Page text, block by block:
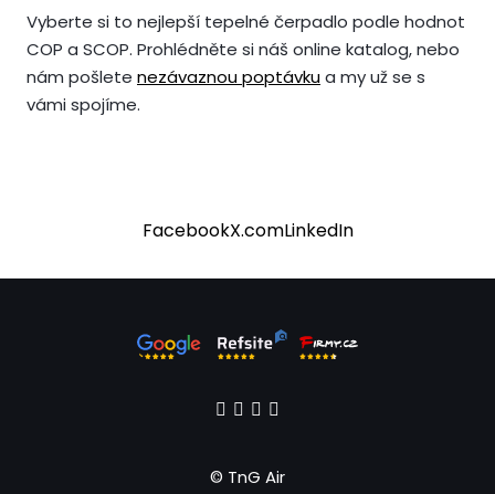
Vyberte si to nejlepší tepelné čerpadlo podle hodnot
COP a SCOP. Prohlédněte si náš online katalog, nebo
nám pošlete nezávaznou poptávkua my už se s
vámi spojíme.
FacebookX.comLinkedIn
© TnG Air